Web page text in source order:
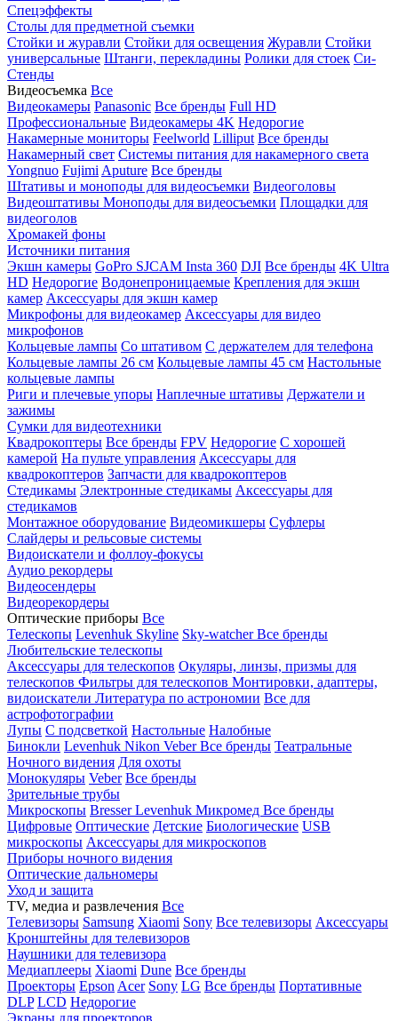
Спецэффекты
Столы для предметной съемки
Стойки и журавли Стойки для освещения Журавли Стойки
универсальные Штанги, перекладины Ролики для стоек Си-
Стенды
Видеосъемка Все
Видеокамеры Panasonic Все бренды Full HD
Профессиональные Видеокамеры 4K Недорогие
Накамерные мониторы Feelworld Lilliput Все бренды
Накамерный свет Системы питания для накамерного света
Yongnuo Fujimi Aputure Все бренды
Штативы и моноподы для видеосъемки Видеоголовы
Видеоштативы Моноподы для видеосъемки Площадки для
видеоголов
Хромакей фоны
Источники питания
Экшн камеры GoPro SJCAM Insta 360 DJI Все бренды 4K Ultra
HD Недорогие Водонепроницаемые Крепления для экшн
камер Аксессуары для экшн камер
Микрофоны для видеокамер Аксессуары для видео
микрофонов
Кольцевые лампы Со штативом C держателем для телефона
Кольцевые лампы 26 см Кольцевые лампы 45 см Настольные
кольцевые лампы
Риги и плечевые упоры Наплечные штативы Держатели и
зажимы
Сумки для видеотехники
Квадрокоптеры Все бренды FPV Недорогие С хорошей
камерой На пульте управления Аксессуары для
квадрокоптеров Запчасти для квадрокоптеров
Стедикамы Электронные стедикамы Аксессуары для
стедикамов
Монтажное оборудование Видеомикшеры Суфлеры
Слайдеры и рельсовые системы
Видоискатели и фоллоу-фокусы
Аудио рекордеры
Видеосендеры
Видеорекордеры
Оптические приборы Все
Телескопы Levenhuk Skyline Sky-watcherВсе бренды
Любительские телескопы
Аксессуары для телескопов Окуляры, линзы, призмы для
телескопов Фильтры для телескопов Монтировки, адаптеры,
видоискатели Литература по астрономии Все для
астрофотографии
Лупы С подсветкой Настольные Налобные
Бинокли Levenhuk Nikon VeberВсе бренды Театральные
Ночного видения Для охоты
Монокуляры Veber Все бренды
Зрительные трубы
Микроскопы BresserLevenhuk Микромед Все бренды
Цифровые Оптические Детские Биологические USB
микроскопы Аксессуары для микроскопов
Приборы ночного видения
Оптические дальномеры
Уход и защита
TV, медиа и развлечения Все
Телевизоры Samsung Xiaomi Sony Все телевизоры Аксессуары
Кронштейны для телевизоров
Наушники для телевизора
Медиаплееры Xiaomi Dune Все бренды
Проекторы Epson Acer Sony LG Все бренды Портативные
DLP LCD Недорогие
Экраны для проекторов